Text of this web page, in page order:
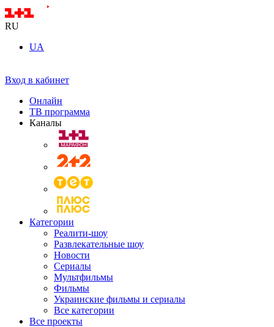
RU
UA
Вход в кабинет
Онлайн
ТВ программа
Каналы
Категории
Реалити-шоу
Развлекательные шоу
Новости
Сериалы
Мультфильмы
Фильмы
Украинские фильмы и сериалы
Все категории
Все проекты